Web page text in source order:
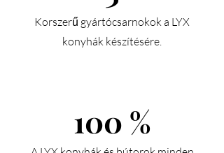
Korszerű gyártócsarnokok a LYX
konyhák készítésére.
100 %